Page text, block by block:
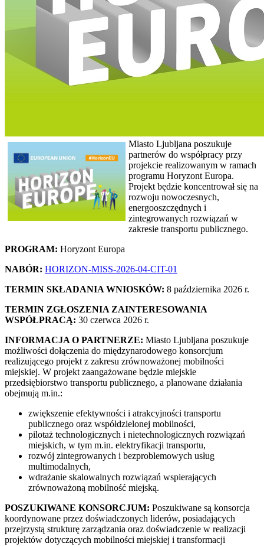
Miasto Ljubljana poszukuje
partnerów do współpracy przy
projekcie realizowanym w ramach
programu Horyzont Europa.
Projekt będzie koncentrował się na
rozwoju nowoczesnych,
energooszczędnych i
zintegrowanych rozwiązań w
zakresie transportu publicznego.
PROGRAM: Horyzont Europa
NABÓR: HORIZON-MISS-2026-04-CIT-01
TERMIN SKŁADANIA WNIOSKÓW: 8 października 2026 r.
TERMIN ZGŁOSZENIA ZAINTERESOWANIA
WSPÓŁPRACĄ: 30 czerwca 2026 r.
INFORMACJA O PARTNERZE: Miasto Ljubljana poszukuje
możliwości dołączenia do międzynarodowego konsorcjum
realizującego projekt z zakresu zrównoważonej mobilności
miejskiej. W projekt zaangażowane będzie miejskie
przedsiębiorstwo transportu publicznego, a planowane działania
obejmują m.in.:
zwiększenie efektywności i atrakcyjności transportu
publicznego oraz współdzielonej mobilności,
pilotaż technologicznych i nietechnologicznych rozwiązań
miejskich, w tym m.in. elektryfikacji transportu,
rozwój zintegrowanych i bezproblemowych usług
multimodalnych,
wdrażanie skalowalnych rozwiązań wspierających
zrównoważoną mobilność miejską.
POSZUKIWANE KONSORCJUM: Poszukiwane są konsorcja
koordynowane przez doświadczonych liderów, posiadających
przejrzystą strukturę zarządzania oraz doświadczenie w realizacji
projektów dotyczących mobilności miejskiej i transformacji